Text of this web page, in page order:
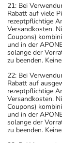
21: Bei
Rabatt auf viele
rezeptpflichtige
Versandkosten.
Coupons)
und in der
solange der
zu beenden.
22: Bei
Rabatt auf
rezeptpflichtige
Versandkosten.
Coupons)
und in der
solange der
zu beenden.